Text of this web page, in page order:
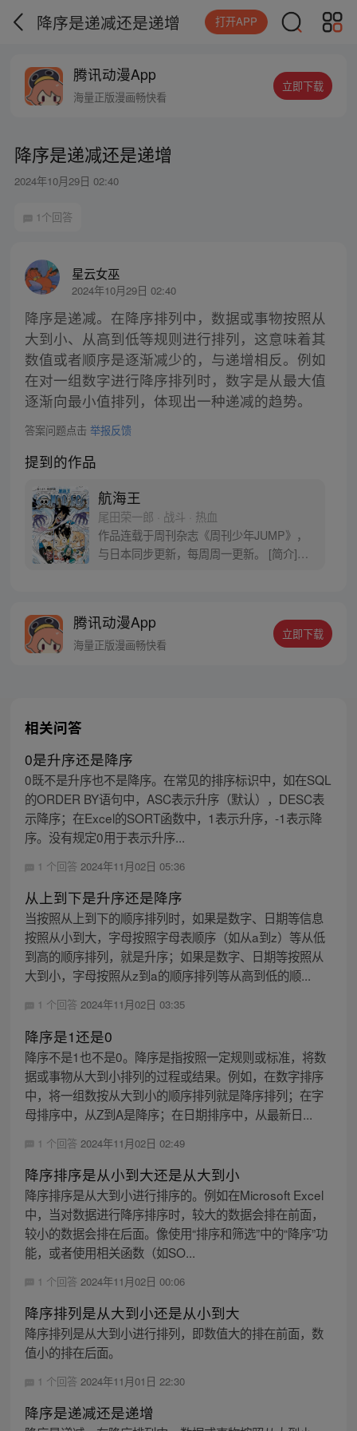
降序是递减还是递增 打开APP
腾讯动漫App
海量正版漫画畅快看
立即下载
降序是递减还是递增
2024年10月29日 02:40
1个回答
星云女巫
2024年10月29日 02:40
降序是递减。在降序排列中，数据或事物按照从
大到小、从高到低等规则进行排列，这意味着其
数值或者顺序是逐渐减少的，与递增相反。例如
在对一组数字进行降序排列时，数字是从最大值
逐渐向最小值排列，体现出一种递减的趋势。
答案问题点击 举报反馈
提到的作品
航海王
尾田荣一郎 · 战斗 · 热血
作品连载于周刊杂志《周刊少年JUMP》，
与日本同步更新，每周周一更新。 [简介]有
十年后，路飞为实现与因救他而断臂的杰克
斯的约定而出海，开始了以成为海盗王为目
腾讯动漫App
海量正版漫画畅快看
立即下载
相关问答
0是升序还是降序
0既不是升序也不是降序。在常见的排序标识中，如在SQL
的ORDER BY语句中，ASC表示升序（默认），DESC表
示降序；在Excel的SORT函数中，1表示升序，-1表示降
序。没有规定0用于表示升序...
1 个回答 2024年11月02日 05:36
从上到下是升序还是降序
当按照从上到下的顺序排列时，如果是数字、日期等信息
按照从小到大，字母按照字母表顺序（如从a到z）等从低
到高的顺序排列，就是升序；如果是数字、日期等按照从
大到小，字母按照从z到a的顺序排列等从高到低的顺...
1 个回答 2024年11月02日 03:35
降序是1还是0
降序不是1也不是0。降序是指按照一定规则或标准，将数
据或事物从大到小排列的过程或结果。例如，在数字排序
中，将一组数按从大到小的顺序排列就是降序排列；在字
母排序中，从Z到A是降序；在日期排序中，从最新日...
1 个回答 2024年11月02日 02:49
降序排序是从小到大还是从大到小
降序排序是从大到小进行排序的。例如在Microsoft Excel
中，当对数据进行降序排序时，较大的数据会排在前面，
较小的数据会排在后面。像使用“排序和筛选”中的“降序”功
能，或者使用相关函数（如SO...
1 个回答 2024年11月02日 00:06
降序排列是从大到小还是从小到大
降序排列是从大到小进行排列，即数值大的排在前面，数
值小的排在后面。
1 个回答 2024年11月01日 22:30
降序是递减还是递增